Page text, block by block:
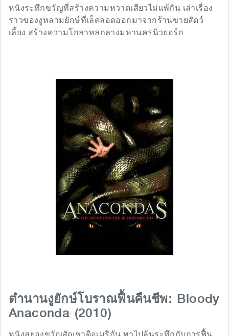
หนังระทึกขวัญที่สร้างความหวาดเสียวไม่แพ้กัน เล่าเรื่อง
ราวของงูหลามยักษ์ที่เล็ดลอดออกมาจากร้านขายสัตว์
เลี้ยง สร้างความโกลาหลกลางมหานครนิวยอร์ก
ตำนานงูยักษ์โบราณฟื้นคืนชีพ: Bloody
Anaconda (2010)
หนังสยองขวัญสัญชาติอเมริกัน พาไปลุ้นระทึกกับการฟื้น